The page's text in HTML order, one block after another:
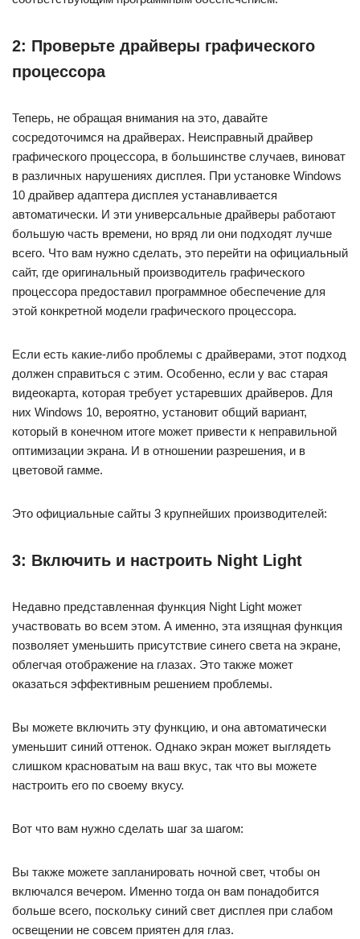
2: Проверьте драйверы графического
процессора
Теперь, не обращая внимания на это, давайте
сосредоточимся на драйверах. Неисправный драйвер
графического процессора, в большинстве случаев, виноват
в различных нарушениях дисплея. При установке Windows
10 драйвер адаптера дисплея устанавливается
автоматически. И эти универсальные драйверы работают
большую часть времени, но вряд ли они подходят лучше
всего. Что вам нужно сделать, это перейти на официальный
сайт, где оригинальный производитель графического
процессора предоставил программное обеспечение для
этой конкретной модели графического процессора.
Если есть какие-либо проблемы с драйверами, этот подход
должен справиться с этим. Особенно, если у вас старая
видеокарта, которая требует устаревших драйверов. Для
них Windows 10, вероятно, установит общий вариант,
который в конечном итоге может привести к неправильной
оптимизации экрана. И в отношении разрешения, и в
цветовой гамме.
Это официальные сайты 3 крупнейших производителей:
3: Включить и настроить Night Light
Недавно представленная функция Night Light может
участвовать во всем этом. А именно, эта изящная функция
позволяет уменьшить присутствие синего света на экране,
облегчая отображение на глазах. Это также может
оказаться эффективным решением проблемы.
Вы можете включить эту функцию, и она автоматически
уменьшит синий оттенок. Однако экран может выглядеть
слишком красноватым на ваш вкус, так что вы можете
настроить его по своему вкусу.
Вот что вам нужно сделать шаг за шагом:
Вы также можете запланировать ночной свет, чтобы он
включался вечером. Именно тогда он вам понадобится
больше всего, поскольку синий свет дисплея при слабом
освещении не совсем приятен для глаз.